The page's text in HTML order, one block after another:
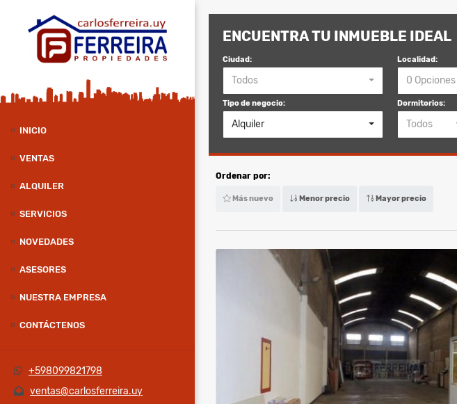
INICIO
VENTAS
ALQUILER
SERVICIOS
NOVEDADES
ASESORES
NUESTRA EMPRESA
CONTÁCTENOS
+598099821798
ventas@carlosferreira.uy
ENCUENTRA TU INMUEBLE IDEAL
Ciudad:
Todos
Localidad:
0 Opciones
Tipo de negocio:
Alquiler
Dormitorios:
Todos
Ordenar por:
Más nuevo Menor precio Mayor precio